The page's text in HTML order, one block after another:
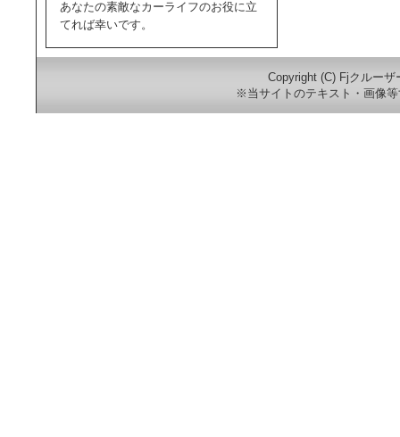
あなたの素敵なカーライフのお役に立
てれば幸いです。
Copyright (C) Fjクルー
※当サイトのテキスト・画像